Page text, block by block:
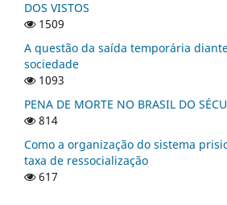
DOS VISTOS
1509
A questão da saída temporária
sociedade
1093
PENA DE MORTE NO BRASIL DO
814
Como a organização do sistema
taxa de ressocialização
617